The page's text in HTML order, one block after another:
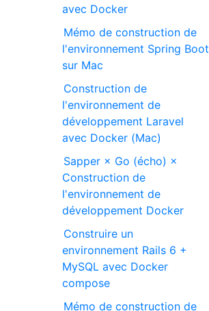
avec Docker
Mémo de construction de
l'environnement Spring Boot
sur Mac
Construction de
l'environnement de
développement Laravel
avec Docker (Mac)
Sapper × Go (écho) ×
Construction de
l'environnement de
développement Docker
Construire un
environnement Rails 6 +
MySQL avec Docker
compose
Mémo de construction de